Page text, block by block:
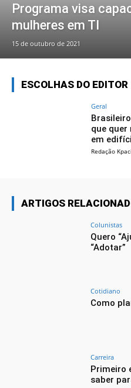
Programa visa
mulheres em TI
15 de outubro de 2021
ESCOLHAS DO EDITOR
Geral
que quer
em
Redação
ARTIGOS
Colunistas
Quero
“Adotar”
Cotidiano
Como
Carreira
Primeiro
saber